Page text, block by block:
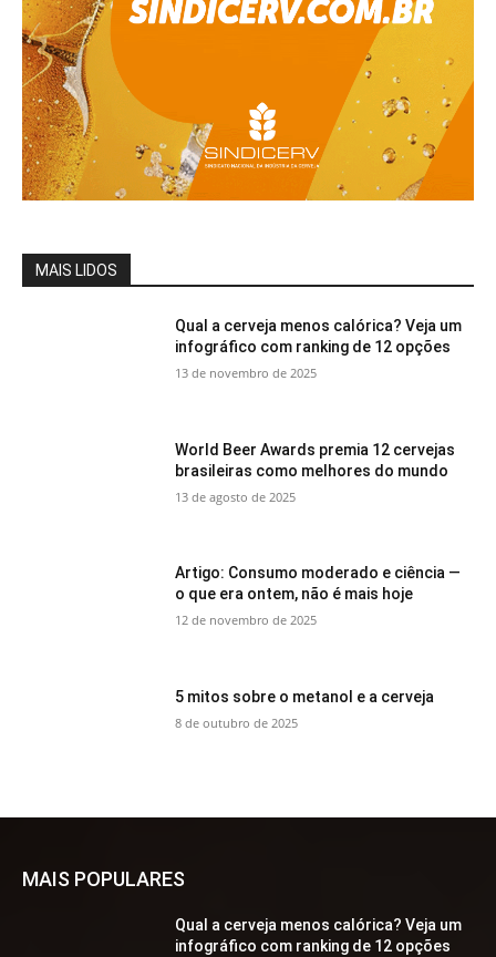
MAIS LIDOS
Qual a cerveja menos calórica? Veja um
infográfico com ranking de 12 opções
13 de novembro de 2025
World Beer Awards premia 12 cervejas
brasileiras como melhores do mundo
13 de agosto de 2025
Artigo: Consumo moderado e ciência —
o que era ontem, não é mais hoje
12 de novembro de 2025
5 mitos sobre o metanol e a cerveja
8 de outubro de 2025
MAIS POPULARES
Qual a cerveja menos calórica? Veja um
infográfico com ranking de 12 opções